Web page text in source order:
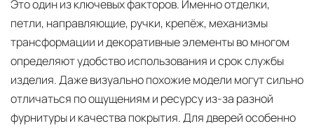
Это один из ключевых факторов. Именно отделки,
петли, направляющие, ручки, крепёж, механизмы
трансформации и декоративные элементы во многом
определяют удобство использования и срок службы
изделия. Даже визуально похожие модели могут сильно
отличаться по ощущениям и ресурсу из-за разной
фурнитуры и качества покрытия. Для дверей особенно